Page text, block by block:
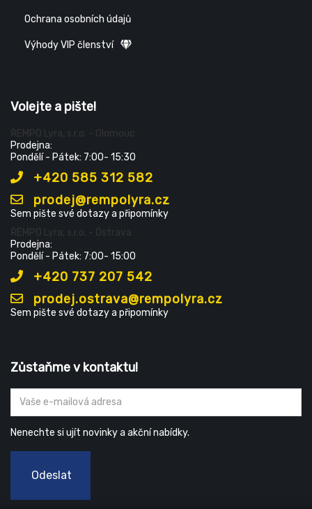
Ochrana osobních údajů
Výhody VIP členství
Volejte a pište!
ŘEMPO Lyra, s.r.o. - Olomouc
Prodejna:
Pondělí - Pátek: 7:00- 15:30
+420 585 312 582
prodej@rempolyra.cz
Sem pište své dotazy a připomínky
ŘEMPO Lyra, s.r.o. - Ostrava
Prodejna:
Pondělí - Pátek: 7:00- 15:00
+420 737 207 542
prodej.ostrava@rempolyra.cz
Sem pište své dotazy a připomínky
Zůstaňme v kontaktu!
Nenechte si ujít novinky a akční nabídky.
Odeslat